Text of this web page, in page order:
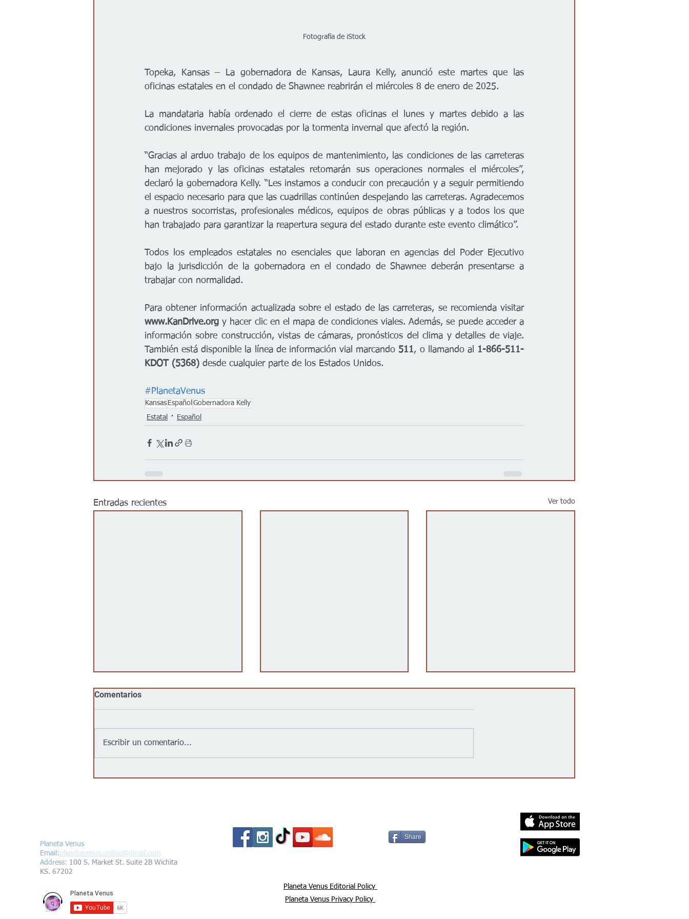
Fotografía de iStock
Topeka, Kansas – La gobernadora de Kansas, Laura Kelly, anunció este martes que las
oficinas estatales en el condado de Shawnee reabrirán el miércoles 8 de enero de 2025.
La mandataria había ordenado el cierre de estas oficinas el lunes y martes debido a las
condiciones invernales provocadas por la tormenta invernal que afectó la región.
“Gracias al arduo trabajo de los equipos de mantenimiento, las condiciones de las carreteras
han mejorado y las oficinas estatales retomarán sus operaciones normales el miércoles”,
declaró la gobernadora Kelly. “Les instamos a conducir con precaución y a seguir permitiendo
el espacio necesario para que las cuadrillas continúen despejando las carreteras. Agradecemos
a nuestros socorristas, profesionales médicos, equipos de obras públicas y a todos los que
han trabajado para garantizar la reapertura segura del estado durante este evento climático”.
Todos los empleados estatales no esenciales que laboran en agencias del Poder Ejecutivo
bajo la jurisdicción de la gobernadora en el condado de Shawnee deberán presentarse a
trabajar con normalidad.
Para obtener información actualizada sobre el estado de las carreteras, se recomienda visitar
www.KanDrive.org y hacer clic en el mapa de condiciones viales. Además, se puede acceder a
información sobre construcción, vistas de cámaras, pronósticos del clima y detalles de viaje.
También está disponible la línea de información vial marcando 511, o llamando al
1-866-511-
KDOT (5368) desde cualquier parte de los Estados Unidos.
#PlanetaVenus
Kansas Español Gobernadora Kelly
Estatal
Español
Entradas recientes Ver todo
partir del 1 de agosto de
2026, como afirma un video
Comentarios
Escribir un comentario...
Planeta Venus
Email:planetavenus.online@gmail.com
Address: 100 S. Market St. Suite 2B Wichita
KS. 67202
Share
Planeta Venus Privacy Policy
Planeta Venus Editorial Policy